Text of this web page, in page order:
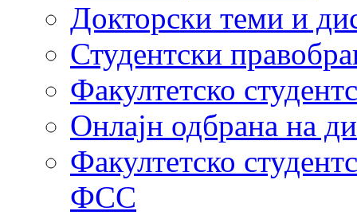
Докторски теми и
Студентски
Факултетско
Онлајн одбрана на
Факултетско
ФСС